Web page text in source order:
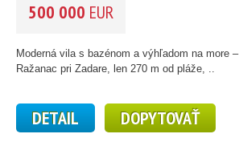
45
500 000 EUR
Moderná vila s bazénom a výhľadom na more –
Ražanac pri Zadare, len 270 m od pláže, ..
DETAIL DOPYTOVAŤ